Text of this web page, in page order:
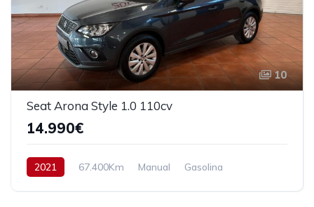
10
Seat Arona Style 1.0 110cv
14.990€
2021 67.400Km Manual
Gasolina